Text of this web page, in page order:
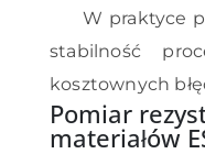
W praktyce
stabilność
kosztownych
Pomiar
materiałów